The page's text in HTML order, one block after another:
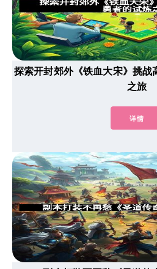
探索开封郊外《铁血大宋》挑战
之旅
详情